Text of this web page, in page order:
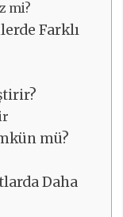
mi?
Farklı
mü?
Daha